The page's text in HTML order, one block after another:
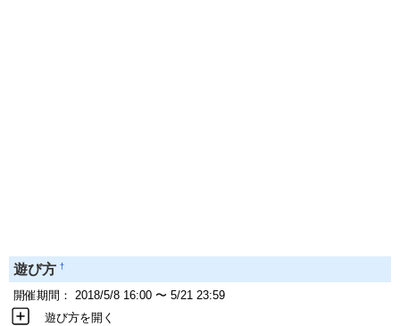
遊び方 †
開催期間： 2018/5/8 16:00 〜 5/21 23:59
遊び方を開く